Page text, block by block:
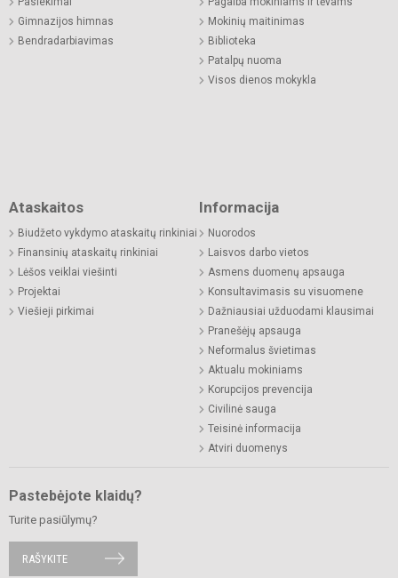
Gimnazijos himnas
Bendradarbiavimas
Mokinių maitinimas
Biblioteka
Patalpų nuoma
Visos dienos mokykla
Ataskaitos
Biudžeto vykdymo ataskaitų rinkiniai
Finansinių ataskaitų rinkiniai
Lėšos veiklai viešinti
Projektai
Viešieji pirkimai
Informacija
Nuorodos
Laisvos darbo vietos
Asmens duomenų apsauga
Konsultavimasis su visuomene
Dažniausiai užduodami klausimai
Pranešėjų apsauga
Neformalus švietimas
Aktualu mokiniams
Korupcijos prevencija
Civilinė sauga
Teisinė informacija
Atviri duomenys
Pastebėjote klaidų?
Turite pasiūlymų?
RAŠYKITE